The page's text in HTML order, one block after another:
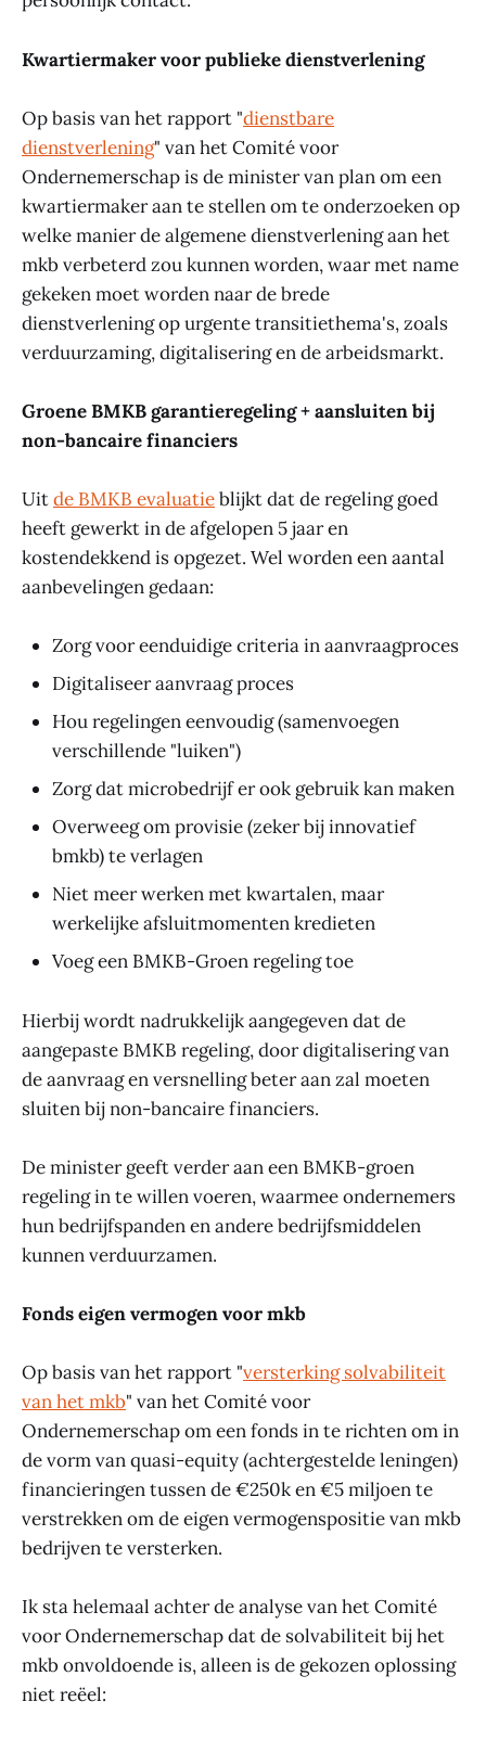
Kwartiermaker voor publieke dienstverlening
Op basis van het rapport "dienstbare
dienstverlening" van het Comité voor
Ondernemerschap is de minister van plan om een
kwartiermaker aan te stellen om te onderzoeken op
welke manier de algemene dienstverlening aan het
mkb verbeterd zou kunnen worden, waar met name
gekeken moet worden naar de brede
dienstverlening op urgente transitiethema's, zoals
verduurzaming, digitalisering en de arbeidsmarkt.
Groene BMKB garantieregeling + aansluiten bij
non-bancaire financiers
Uitde BMKB evaluatieblijkt dat de regeling goed
heeft gewerkt in de afgelopen 5 jaar en
kostendekkend is opgezet. Wel worden een aantal
aanbevelingen gedaan:
Zorg voor eenduidige criteria in aanvraagproces
Digitaliseer aanvraag proces
Hou regelingen eenvoudig (samenvoegen
verschillende "luiken")
Zorg dat microbedrijf er ook gebruik kan maken
Overweeg om provisie (zeker bij innovatief
bmkb) te verlagen
Niet meer werken met kwartalen, maar
werkelijke afsluitmomenten kredieten
Voeg een BMKB-Groen regeling toe
Hierbij wordt nadrukkelijk aangegeven dat de
aangepaste BMKB regeling, door digitalisering van
de aanvraag en versnelling beter aan zal moeten
sluiten bij non-bancaire financiers.
De minister geeft verder aan een BMKB-groen
regeling in te willen voeren, waarmee ondernemers
hun bedrijfspanden en andere bedrijfsmiddelen
kunnen verduurzamen.
Fonds eigen vermogen voor mkb
Op basis van het rapport "versterking solvabiliteit
van het mkb" van het Comité voor
Ondernemerschap om een fonds in te richten om in
de vorm van quasi-equity (achtergestelde leningen)
financieringen tussen de €250k en €5 miljoen te
verstrekken om de eigen vermogenspositie van mkb
bedrijven te versterken.
Ik sta helemaal achter de analyse van het Comité
voor Ondernemerschap dat de solvabiliteit bij het
mkb onvoldoende is, alleen is de gekozen oplossing
niet reëel: